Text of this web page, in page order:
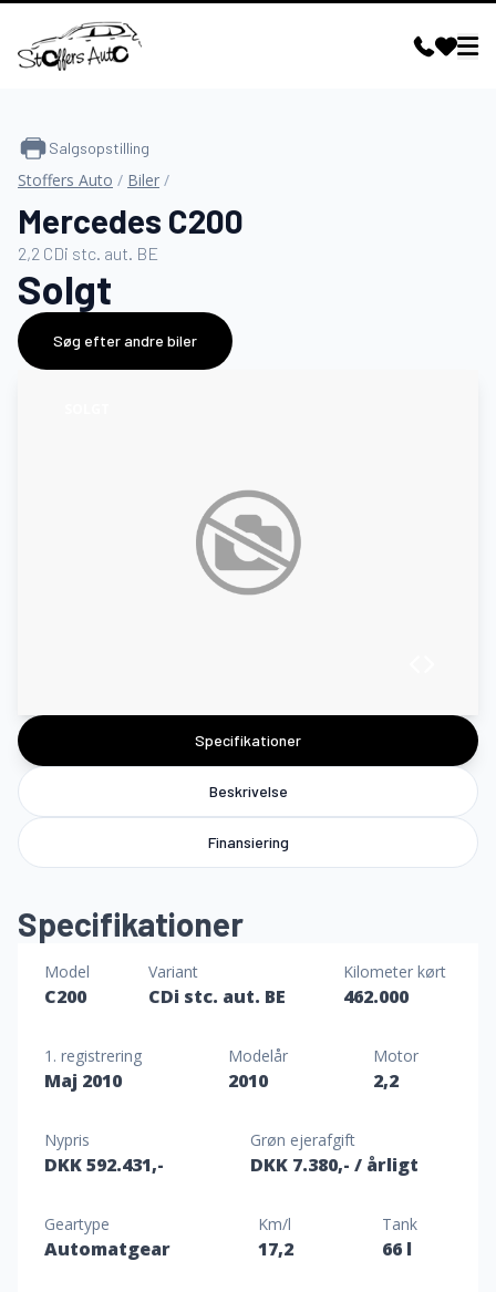
Specifikationer
Beskrivelse
Finansiering
Specifikationer
Model
C200
Variant
CDi stc. aut. BE
Kilometer kørt
462.000
1. registrering
Maj 2010
Modelår
2010
Motor
2,2
Nypris
DKK 592.431,-
Grøn ejerafgift
DKK 7.380,- / årligt
Geartype
Automatgear
Km/l
17,2
Tank
66 l
Salgsopstilling
Stoffers Auto / Biler /
Mercedes C200
2,2 CDi stc. aut. BE
Solgt
Søg efter andre biler